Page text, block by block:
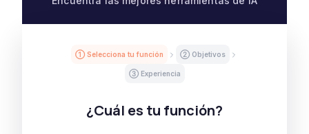
① Selecciona tu función ② Objetivos
③ Experiencia
¿Cuál es tu función?